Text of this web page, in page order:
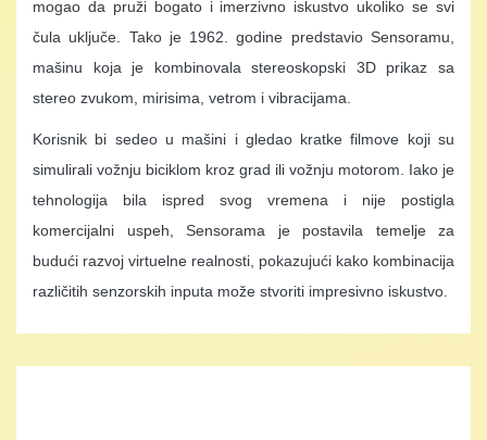
mogao da pruži bogato i imerzivno iskustvo ukoliko se svi
čula uključe. Tako je 1962. godine predstavio Sensoramu,
mašinu koja je kombinovala stereoskopski 3D prikaz sa
stereo zvukom, mirisima, vetrom i vibracijama.
Korisnik bi sedeo u mašini i gledao kratke filmove koji su
simulirali vožnju biciklom kroz grad ili vožnju motorom. Iako je
tehnologija bila ispred svog vremena i nije postigla
komercijalni uspeh, Sensorama je postavila temelje za
budući razvoj virtuelne realnosti, pokazujući kako kombinacija
različitih senzorskih inputa može stvoriti impresivno iskustvo.